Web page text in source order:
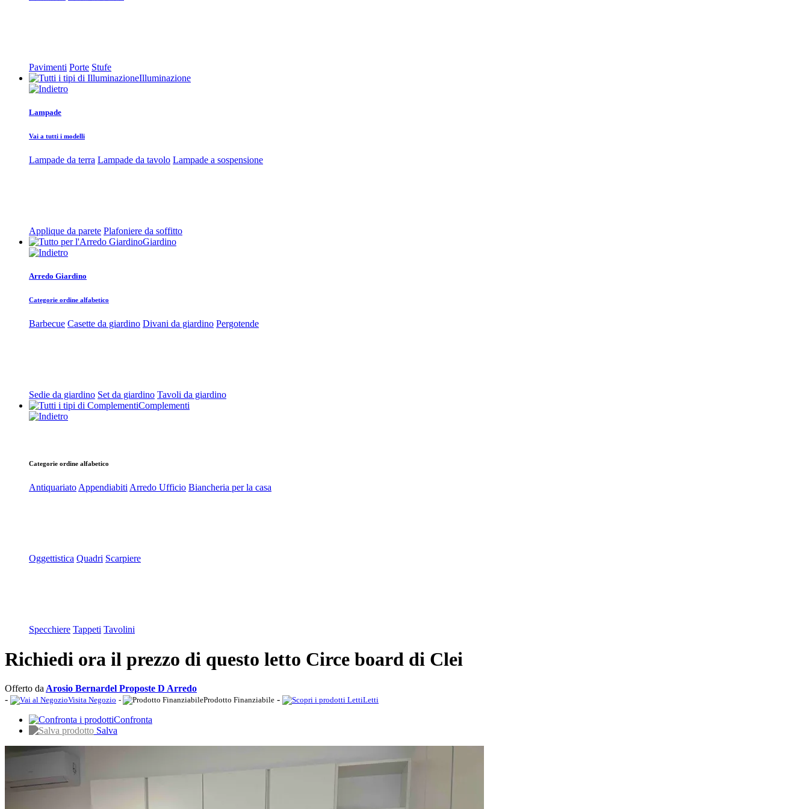
Pavimenti Porte Stufe
Illuminazione
Lampade
Vai a tutti i modelli
Lampade da terra Lampade da tavolo Lampade a sospensione
Applique da parete Plafoniere da soffitto
Giardino
Arredo Giardino
Categorie ordine alfabetico
Barbecue Casette da giardino Divani da giardino Pergotende
Sedie da giardino Set da giardino Tavoli da giardino
Complementi
Categorie ordine alfabetico
Antiquariato Appendiabiti Arredo Ufficio Biancheria per la casa
Oggettistica Quadri Scarpiere
Specchiere Tappeti Tavolini
Richiedi ora il prezzo di questo letto Circe board di Clei
Offerto da Arosio Bernardel Proposte D Arredo
-
Visita Negozio - Prodotto Finanziabile - Letti
Confronta
Salva